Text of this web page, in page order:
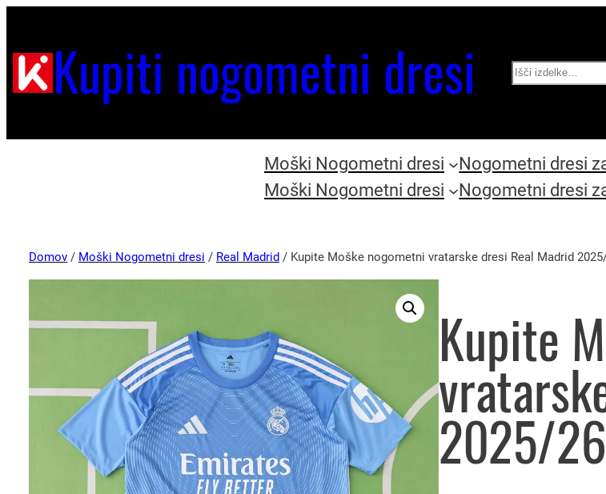
Kupiti nogometni dresi Search
Moški Nogometni dresi Nogometni dresi
Moški Nogometni dresi
Nogometni dresi
Domov / Moški Nogometni dresi / Real Madrid / Kupite Moške nogometni vratarske dresi Real Madrid
Kupite
2025/